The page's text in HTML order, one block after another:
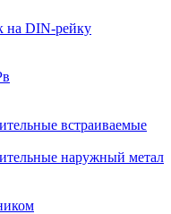
на DIN-рейку
встраиваемые
наружный метал